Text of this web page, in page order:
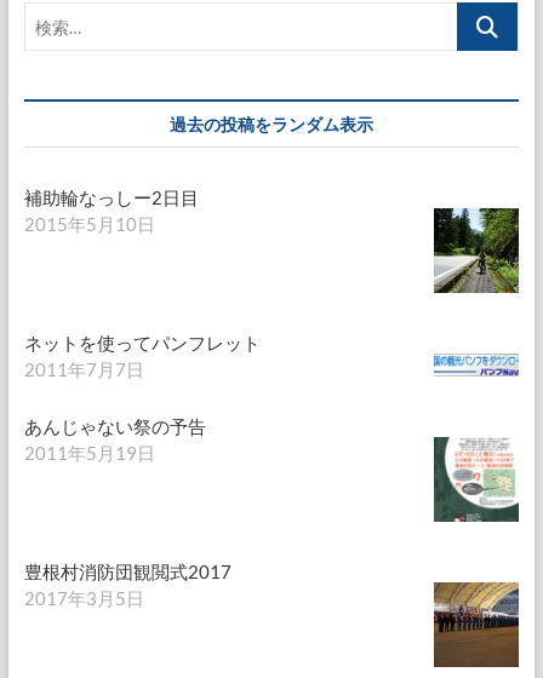
索…
過去の投稿をランダム表示
補助輪なっしー2日目
2015年5月10日
ネットを使ってパンフレット
2011年7月7日
あんじゃない祭の予告
2011年5月19日
豊根村消防団観閲式2017
2017年3月5日